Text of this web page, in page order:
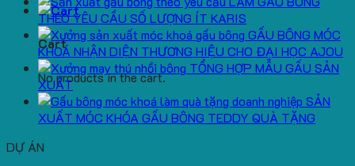
Cart
No products in the cart.
THEO YÊU CẦU SỐ LƯỢNG ÍT KARIS
GẤU BÔNG MÓC
KHOÁ NHẬN DIỆN THƯƠNG HIỆU CHO ĐẠI HỌC AJOU
TỔNG HỢP MẪU GẤU SẢN
XUẤT
SẢN
XUẤT MÓC KHÓA GẤU BÔNG TEDDY QUÀ TẶNG
DỰ ÁN